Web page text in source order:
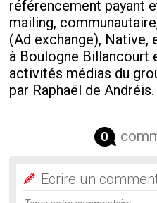
référencement payant
mailing,
(Ad exchange), Native,
à Boulogne Billancourt
activités médias du
par Raphaël de Andréis.
0
Ecrire un